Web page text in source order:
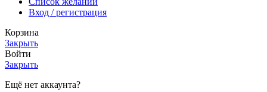
Вход / регистрация
Корзина
Закрыть
Войти
Закрыть
Ещё нет аккаунта?